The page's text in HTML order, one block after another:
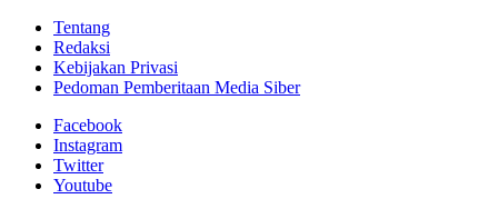
Tentang
Redaksi
Kebijakan Privasi
Pedoman Pemberitaan Media Siber
Facebook
Instagram
Twitter
Youtube